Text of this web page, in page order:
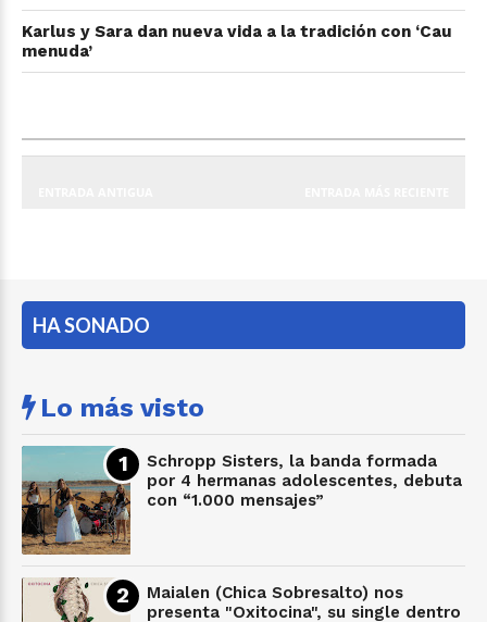
Karlus y Sara dan nueva vida a la tradición con ‘Cau
menuda’
HA SONADO
Lo más visto
Schropp Sisters, la banda formada
por 4 hermanas adolescentes, debuta
con “1.000 mensajes”
Maialen (Chica Sobresalto) nos
presenta "Oxitocina", su single dentro